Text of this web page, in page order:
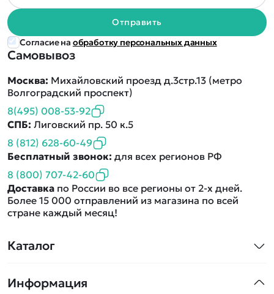
Каталог
Машинки
Информация
Самовывоз
Москва: Михайловский проезд д.3стр.13 (метро
Волгоградский проспект)
8(495) 008-53-92
СПБ: Лиговский пр. 50 к.5
8 (812) 628-60-49
Бесплатный звонок: для всех регионов РФ
8 (800) 707-42-60
Доставка по России во все регионы от 2-х дней.
Более 15 000 отправлений из магазина по всей
стране каждый месяц!
Отправить
Согласие на обработку персональных данных